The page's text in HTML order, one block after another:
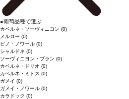
●葡萄品種で選ぶ
カベルネ・ソーヴィニヨン (0)
メルロー (0)
ピノ・ノワール (0)
シャルドネ (0)
ソーヴィニヨン・ブラン (0)
カベルネ・ドリオ (0)
カベルネ・ミトス (0)
ガメイ (0)
ガメイ・ノワール (0)
カラドック (0)